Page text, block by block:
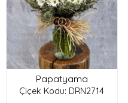
Papatyama
Çiçek Kodu: DRN2714